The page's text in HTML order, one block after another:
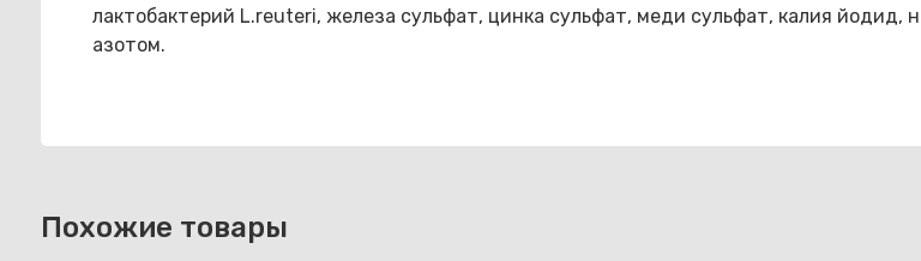
лактобактерий L.reuteri, железа сульфат, цинка сульфат, меди сульфат, калия
азотом.
Похожие товары